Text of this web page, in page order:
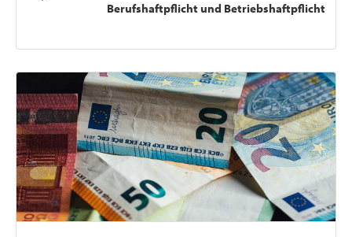
Berufshaftpflicht und Betriebshaftpflicht